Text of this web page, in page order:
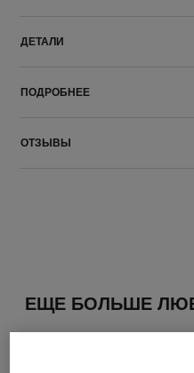
ДЕТАЛИ
ПОДРОБНЕЕ
ОТЗЫВЫ
ЕЩЕ БОЛЬШЕ